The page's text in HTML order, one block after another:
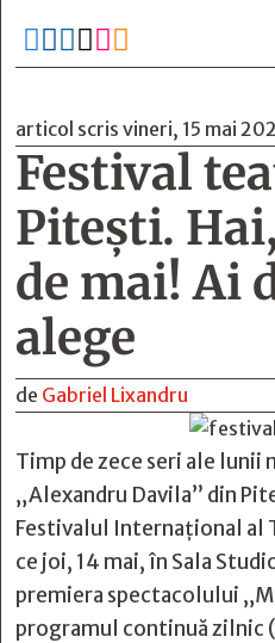
     
articol scris vineri, 15 mai
Festival
Pitești.
de mai! Ai
alege
de Gabriel Lixandru
Timp de zece seri ale lunii
„Alexandru Davila” din
Festivalul Internațional al
ce joi, 14 mai, în Sala
premiera spectacolului
programul continuă zilnic